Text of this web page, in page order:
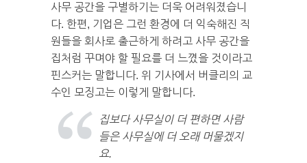
사무 공간을 구별하기는 더욱 어려워졌습니
다. 한편, 기업은 그런 환경에 더 익숙해진 직
원들을 회사로 출근하게 하려고 사무 공간을
집처럼 꾸며야 할 필요를 더 느꼈을 것이라고
핀스커는 말합니다. 위 기사에서 버클리의 교
수인 모징고는 이렇게 말합니다.
집보다 사무실이 더 편하면 사람
들은 사무실에 더 오래 머물겠지
요.